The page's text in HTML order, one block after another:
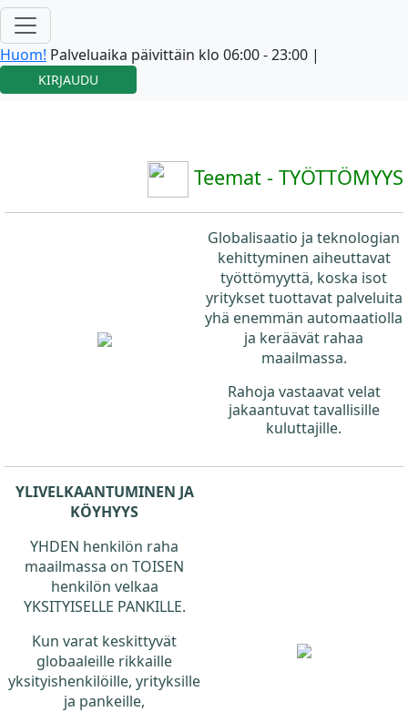
Huom! Palveluaika päivittäin klo 06:00 - 23:00 |
KIRJAUDU
Teemat - TYÖTTÖMYYS
Globalisaatio ja teknologian
kehittyminen aiheuttavat
työttömyyttä, koska isot
yritykset tuottavat palveluita
yhä enemmän automaatiolla
ja keräävät rahaa
maailmassa.
Rahoja vastaavat velat
jakaantuvat tavallisille
kuluttajille.
YLIVELKAANTUMINEN JA
KÖYHYYS
YHDEN henkilön raha
maailmassa on TOISEN
henkilön velkaa
YKSITYISELLE PANKILLE.
Kun varat keskittyvät
globaaleille rikkaille
yksityishenkilöille, yrityksille
ja pankeille,